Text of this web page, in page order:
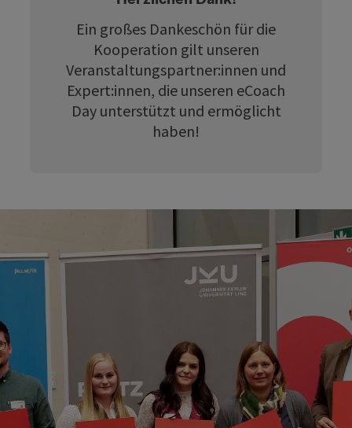
Ein großes Dankeschön für die
Kooperation gilt unseren
Veranstaltungspartner:innen und
Expert:innen, die unseren eCoach
Day unterstützt und ermöglicht
haben!